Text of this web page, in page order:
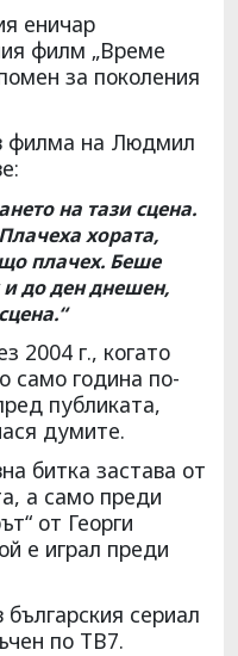
еничар
филм „Време
за поколения
филма на Людмил
на тази сцена.
хората,
плачех. Беше
до ден днешен,
2004 г., когато
само година по-
публиката,
думите.
битка застава от
а само преди
от Георги
е играл преди
сериал
по ТВ7.